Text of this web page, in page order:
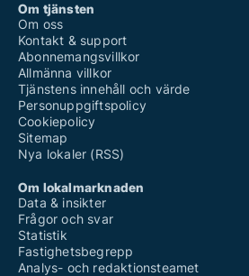
Om tjänsten
Om oss
Kontakt & support
Abonnemangsvillkor
Allmänna villkor
Tjänstens innehåll och värde
Personuppgiftspolicy
Cookiepolicy
Sitemap
Nya lokaler (RSS)
Om lokalmarknaden
Data & insikter
Frågor och svar
Statistik
Fastighetsbegrepp
Analys- och redaktionsteamet